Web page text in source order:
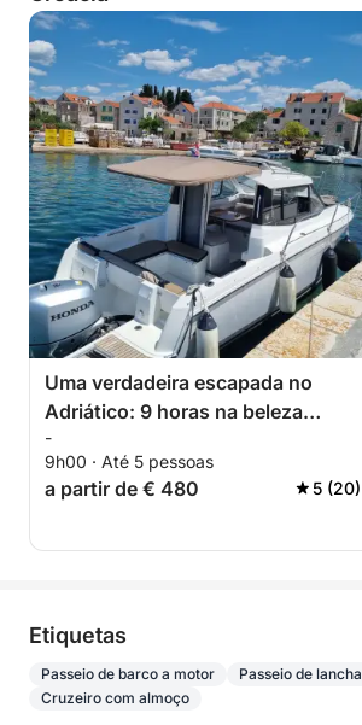
Uma verdadeira escapada no
Adriático: 9 horas na beleza
intocada de Šibenik.
-
9h00 · Até 5 pessoas
a partir de € 480 5 (20)
Etiquetas
Passeio de barco a motor
Passeio de lancha
Cruzeiro com almoço